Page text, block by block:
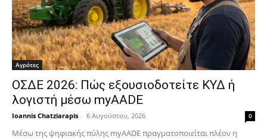
Αγρότες
ΟΣΔΕ 2026: Πώς εξουσιοδοτείτε ΚΥΔ ή
λογιστή μέσω myAADE
Ioannis Chatziarapis - 6 Αυγούστου, 2026 0
Μέσω της ψηφιακής πύλης myAADE πραγματοποιείται πλέον η